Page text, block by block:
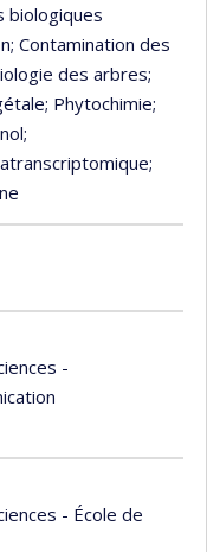
biologiques
; Contamination des
des arbres;
; Phytochimie;
;
;
-
- École de